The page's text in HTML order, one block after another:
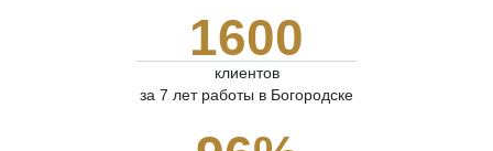
1600
клиентов
за 7 лет работы в Богородске